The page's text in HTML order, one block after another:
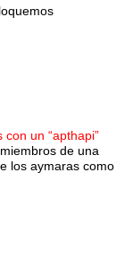
un “apthapi”
de una
los aymaras como